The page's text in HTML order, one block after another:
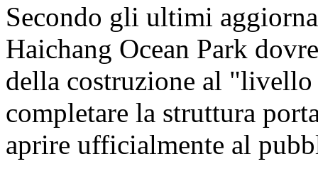
Secondo gli ultimi
Haichang Ocean Park
della costruzione al "livello
completare la struttura
aprire ufficialmente al